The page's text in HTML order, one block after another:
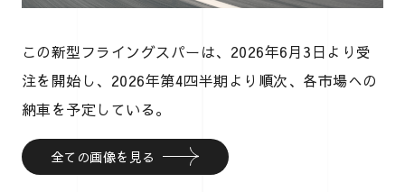
この新型フライングスパーは、2026年6月3日より受
注を開始し、2026年第4四半期より順次、各市場への
納車を予定している。
全ての画像を見る